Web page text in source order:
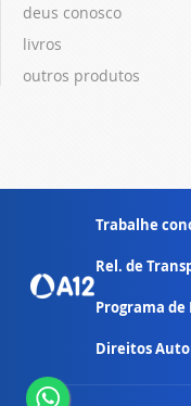
deus conosco
livros
outros produtos
Trabalhe
Rel. de
Programa
Direitos